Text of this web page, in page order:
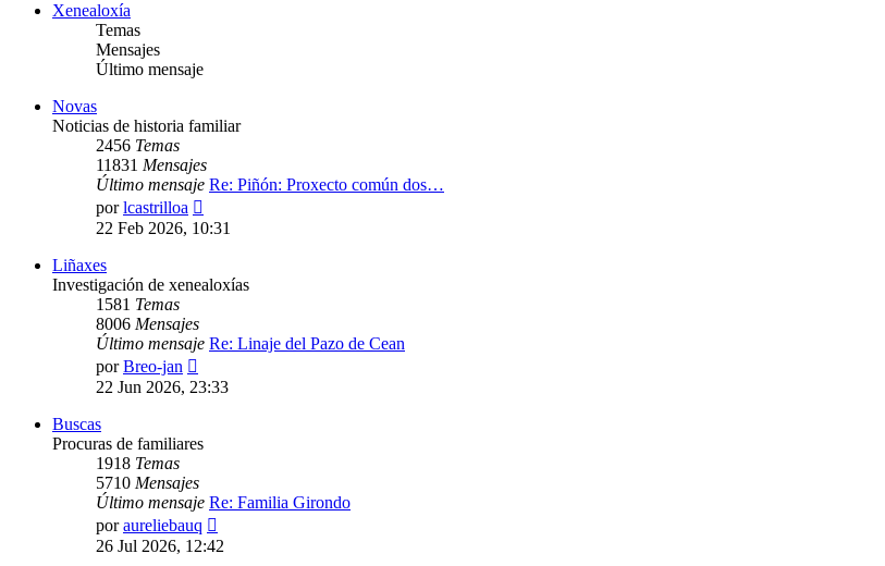
Xenealoxía
Temas
Mensajes
Último mensaje
Novas
Noticias de historia familiar
2456 Temas
11831 Mensajes
Último mensaje Re: Piñón: Proxecto común dos…
porlcastrilloa
último
22 Feb 2026, 10:31
Liñaxes
Investigación de xenealoxías
1581 Temas
8006 Mensajes
Último mensaje Re: Linaje del Pazo de Cean
porBreo-jan
último
22 Jun 2026, 23:33
Buscas
Procuras de familiares
1918 Temas
5710 Mensajes
Último mensaje Re: Familia Girondo
poraureliebauq
último
26 Jul 2026, 12:42